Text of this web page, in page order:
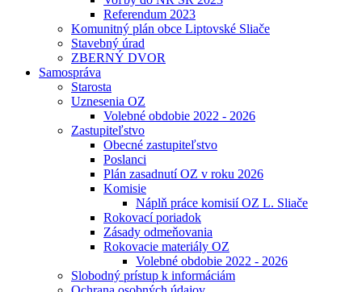
Referendum 2023
Komunitný plán obce Liptovské Sliače
Stavebný úrad
ZBERNÝ DVOR
Samospráva
Starosta
Uznesenia OZ
Volebné obdobie 2022 - 2026
Zastupiteľstvo
Obecné zastupiteľstvo
Poslanci
Plán zasadnutí OZ v roku 2026
Komisie
Náplň práce komisií OZ L. Sliače
Rokovací poriadok
Zásady odmeňovania
Rokovacie materiály OZ
Volebné obdobie 2022 - 2026
Slobodný prístup k informáciám